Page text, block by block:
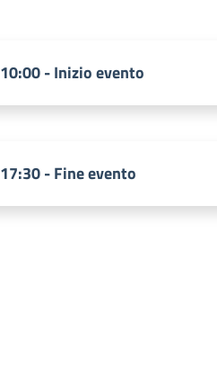
10:00 - Inizio evento
17:30 - Fine evento